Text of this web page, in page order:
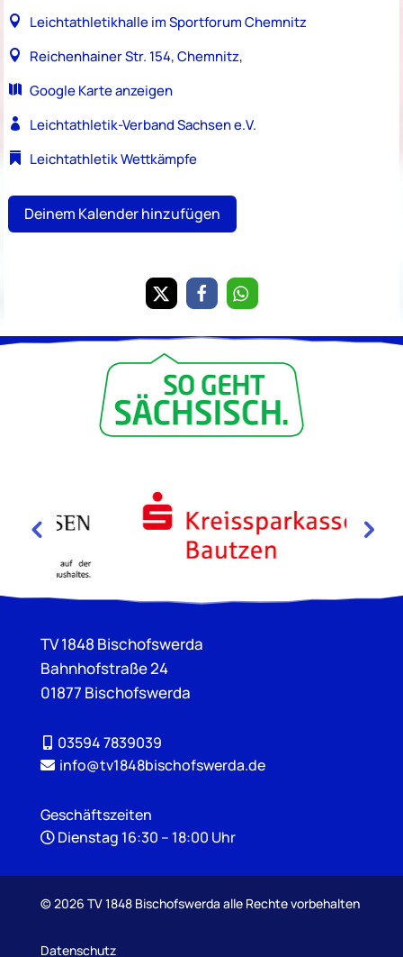
Leichtathletikhalle im Sportforum Chemnitz
Reichenhainer Str. 154, Chemnitz,
Google Karte anzeigen
Leichtathletik-Verband Sachsen e.V.
LeichtathletikWettkämpfe
Deinem Kalender hinzufügen
TV 1848 Bischofswerda
Bahnhofstraße 24
01877 Bischofswerda
03594 7839039
info@tv1848bischofswerda.de
Geschäftszeiten
Dienstag 16:30 – 18:00 Uhr
©2026 TV 1848 Bischofswerda alle Rechte vorbehalten
Datenschutz